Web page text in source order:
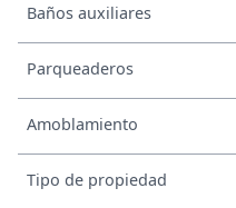
Baños auxiliares
Parqueaderos
Amoblamiento
Tipo de propiedad